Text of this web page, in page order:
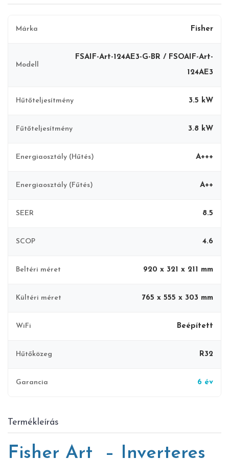
Márka Fisher
Modell
FSAIF-Art-124AE3-G-BR / FSOAIF-Art-
124AE3
Hűtőteljesítmény 3.5 kW
Fűtőteljesítmény 3.8 kW
Energiaosztály (Hűtés) A+++
Energiaosztály (Fűtés) A++
SEER 8.5
SCOP 4.6
Beltéri méret 920 x 321 x 211 mm
Kültéri méret 765 x 555 x 303 mm
WiFi Beépített
Hűtőközeg R32
Garancia 6 év
Termékleírás
Fisher Art – Inverteres